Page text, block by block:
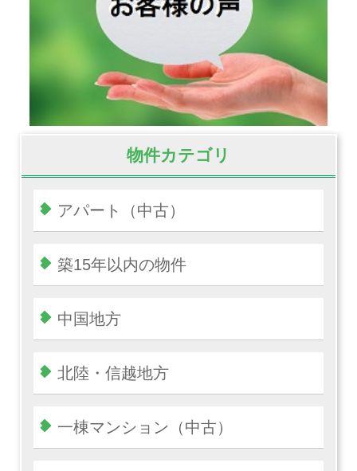
物件カテゴリ
アパート（中古）
築15年以内の物件
中国地方
北陸・信越地方
一棟マンション（中古）